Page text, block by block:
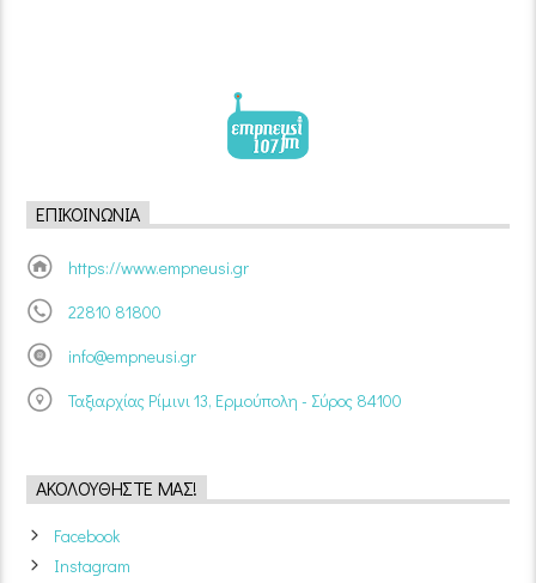
ΕΠΙΚΟΙΝΩΝΊΑ
https://www.empneusi.gr
22810 81800
info@empneusi.gr
Ταξιαρχίας Ρίμινι 13, Ερμούπολη - Σύρος 84100
ΑΚΟΛΟΥΘΉΣΤΕ ΜΑΣ!
Facebook
Instagram